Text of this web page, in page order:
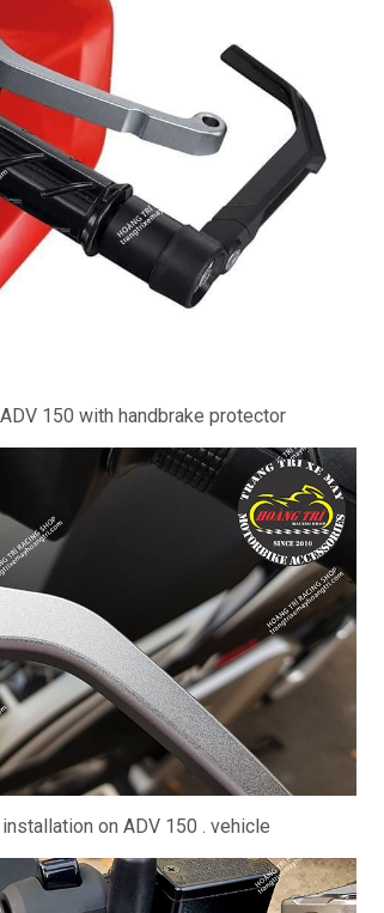
150 with handbrake protector
on ADV 150 . vehicle